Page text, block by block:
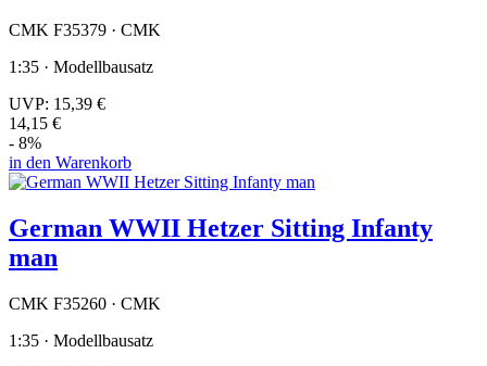
CMK F35379 · CMK
1:35 · Modellbausatz
UVP: 15,39 €
14,15 €
- 8%
in den Warenkorb
German WWII Hetzer Sitting Infanty
man
CMK F35260 · CMK
1:35 · Modellbausatz